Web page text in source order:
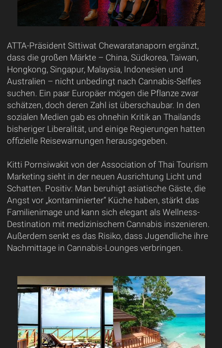
ATTA-Präsident Sittiwat Chewaratanaporn ergänzt,
dass die großen Märkte – China, Südkorea, Taiwan,
Hongkong, Singapur, Malaysia, Indonesien und
Australien – nicht unbedingt nach Cannabis-Selfies
suchen. Ein paar Europäer mögen die Pflanze zwar
schätzen, doch deren Zahl ist überschaubar. In den
sozialen Medien gab es ohnehin Kritik an Thailands
bisheriger Liberalität, und einige Regierungen hatten
offizielle Reisewarnungen herausgegeben.
Kitti Pornsiwakit von der Association of Thai Tourism
Marketing sieht in der neuen Ausrichtung Licht und
Schatten. Positiv: Man beruhigt asiatische Gäste, die
Angst vor „kontaminierter“ Küche haben, stärkt das
Familienimage und kann sich elegant als Wellness-
Destination mit medizinischem Cannabis inszenieren.
Außerdem senkt es das Risiko, dass Jugendliche ihre
Nachmittage in Cannabis-Lounges verbringen.